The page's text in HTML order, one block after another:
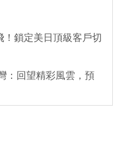
鎖定美日頂級客戶切
：回望精彩風雲，預